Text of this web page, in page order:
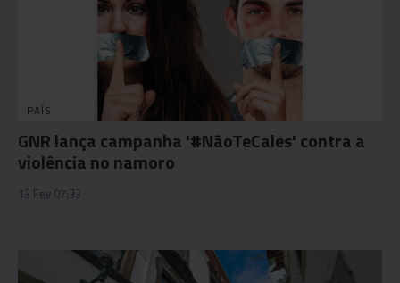
PAÍS
GNR lança campanha '#NãoTeCales' contra a
violência no namoro
13 Fev 07:33